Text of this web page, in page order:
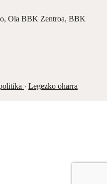
, Ola BBK Zentroa, BBK
· Legezko oharra